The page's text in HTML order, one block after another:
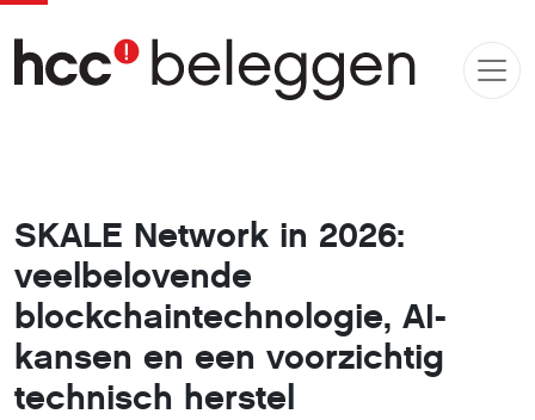
SKALE Network in 2026:
veelbelovende
blockchaintechnologie, AI-
kansen en een voorzichtig
technisch herstel